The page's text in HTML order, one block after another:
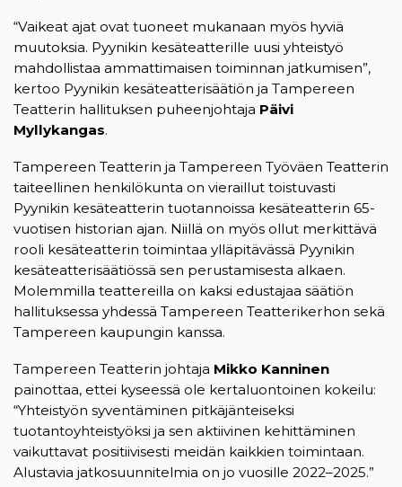
“Vaikeat ajat ovat tuoneet mukanaan myös hyviä
muutoksia. Pyynikin kesäteatterille uusi yhteistyö
mahdollistaa ammattimaisen toiminnan jatkumisen”,
kertoo Pyynikin kesäteatterisäätiön ja Tampereen
Teatterin hallituksen puheenjohtaja Päivi
Myllykangas.
Tampereen Teatterin ja Tampereen Työväen Teatterin
taiteellinen henkilökunta on vieraillut toistuvasti
Pyynikin kesäteatterin tuotannoissa kesäteatterin 65-
vuotisen historian ajan. Niillä on myös ollut merkittävä
rooli kesäteatterin toimintaa ylläpitävässä Pyynikin
kesäteatterisäätiössä sen perustamisesta alkaen.
Molemmilla teattereilla on kaksi edustajaa säätiön
hallituksessa yhdessä Tampereen Teatterikerhon sekä
Tampereen kaupungin kanssa.
Tampereen Teatterin johtaja Mikko Kanninen
painottaa, ettei kyseessä ole kertaluontoinen kokeilu:
“Yhteistyön syventäminen pitkäjänteiseksi
tuotantoyhteistyöksi ja sen aktiivinen kehittäminen
vaikuttavat positiivisesti meidän kaikkien toimintaan.
Alustavia jatkosuunnitelmia on jo vuosille 2022–2025.”